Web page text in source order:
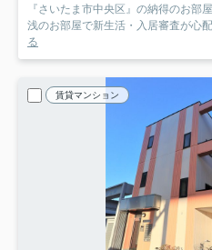
『さいたま市中央区』の納得のお部
浅のお部屋で新生活・入居審査が心
る
賃貸マンション